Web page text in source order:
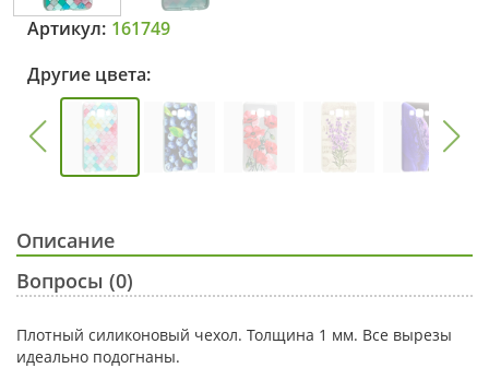
Артикул: 161749
Другие цвета:
Описание
Вопросы (0)
Плотный силиконовый чехол. Толщина 1 мм. Все вырезы
идеально подогнаны.